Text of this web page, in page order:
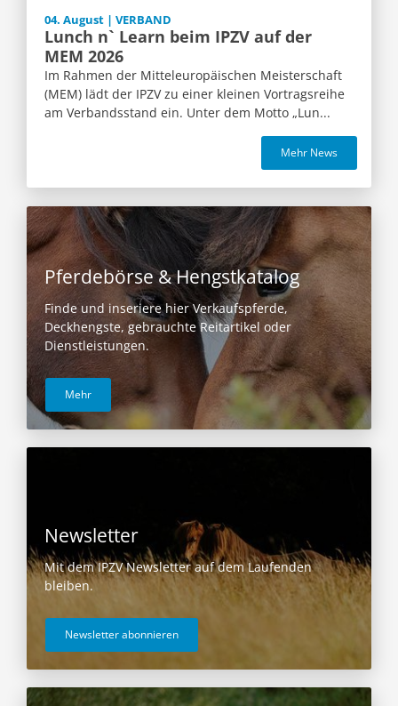
04. August | VERBAND
Lunch n` Learn beim IPZV auf der
MEM 2026
Im Rahmen der Mitteleuropäischen Meisterschaft
(MEM) lädt der IPZV zu einer kleinen Vortragsreihe
am Verbandsstand ein. Unter dem Motto „Lun...
Mehr News
Pferdebörse & Hengstkatalog
Finde und inseriere hier Verkaufspferde,
Deckhengste, gebrauchte Reitartikel oder
Dienstleistungen.
Mehr
Newsletter
Mit dem IPZV Newsletter auf dem Laufenden
bleiben.
Newsletter abonnieren